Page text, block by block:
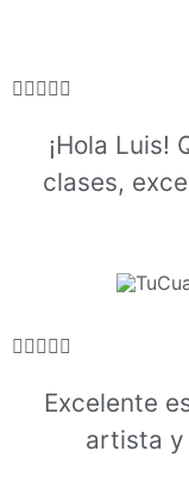

¡Hola Luis!
clases,

Excelente
artista y